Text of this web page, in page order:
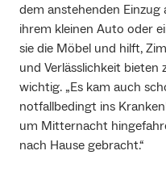
dem anstehenden Einzug
ihrem kleinen Auto oder
sie die Möbel und hilft,
und Verlässlichkeit bieten
wichtig. „Es kam auch
notfallbedingt ins
um Mitternacht
nach Hause gebracht.“